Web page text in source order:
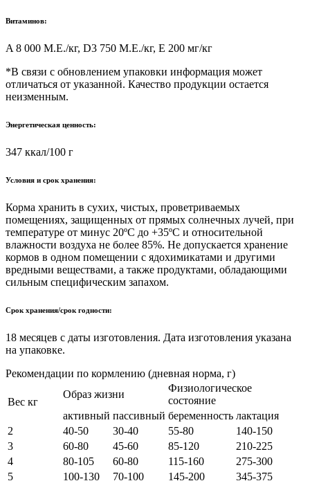
Витаминов:
A 8 000 М.Е./кг, D3 750 М.Е./кг, Е 200 мг/кг
*В связи с обновлением упаковки информация может
отличаться от указанной. Качество продукции остается
неизменным.
Энергетическая ценность:
347 ккал/100 г
Условия и срок хранения:
Корма хранить в сухих, чистых, проветриваемых
помещениях, защищенных от прямых солнечных лучей, при
температуре от минус 20ºС до +35ºС и относительной
влажности воздуха не более 85%. Не допускается хранение
кормов в одном помещении с ядохимикатами и другими
вредными веществами, а также продуктами, обладающими
сильным специфическим запахом.
Срок хранения/срок годности:
18 месяцев с даты изготовления. Дата изготовления указана
на упаковке.
Рекомендации по кормлению (дневная норма, г)
Вес кг
Образ жизни
Физиологическое
состояние
активный пассивный беременность лактация
2
40-50 30-40 55-80
140-150
3
60-80 45-60 85-120
210-225
4
80-105 60-80 115-160
275-300
5
100-130 70-100 145-200
345-375